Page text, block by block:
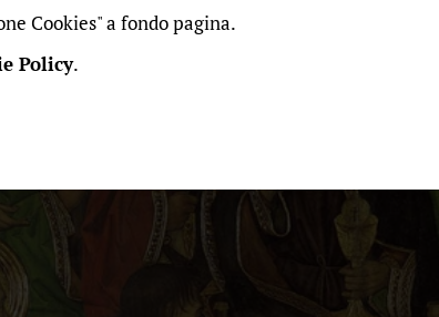
Gloria Curatore: Mangiarotti, Don Gabriele
cena, non sono rari, soprattutto il gatto o il
una rarità. In quest'ultima cena rivela,
Cookies" a fondo pagina.
Policy.